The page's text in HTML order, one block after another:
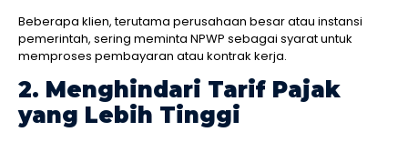
Beberapa klien, terutama perusahaan besar atau instansi
pemerintah, sering meminta NPWP sebagai syarat untuk
memproses pembayaran atau kontrak kerja.
2. Menghindari Tarif Pajak
yang Lebih Tinggi